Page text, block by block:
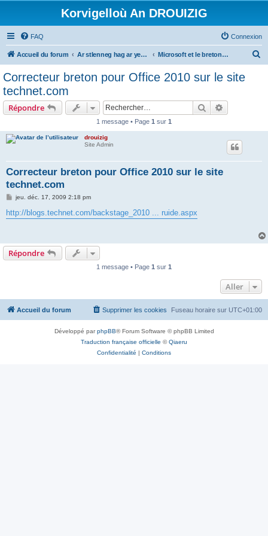
Korvigelloù An DROUIZIG
FAQ Connexion
Accueil du forum Ar stlenneg hag ar yezhoù bihan er bed a-bezh Microsoft et le breton - Microsoft and the Breton language
Correcteur breton pour Office 2010 sur le site
technet.com
Répondre Rechercher
1 message • Page 1 sur 1
drouizig
Site Admin
Correcteur breton pour Office 2010 sur le site
technet.com
M
s
s
jeu. déc. 17, 2009 2:18 pm
http://blogs.technet.com/backstage_2010 ... ruide.aspx
Répondre
1 message • Page 1 sur 1
Aller
Accueil du forum Fuseau horaire sur UTC+01:00
Supprimer les cookies
Développé parphpBB® Forum Software © phpBB Limited
Traduction française officielle ©Qiaeru
Confidentialité | Conditions